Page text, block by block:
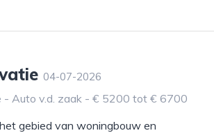
04-07-2026
- Auto v.d. zaak - € 5200 tot € 6700
gebied van woningbouw en